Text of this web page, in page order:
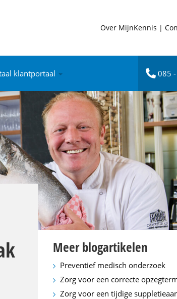
Over MijnKennis |
klantportaal 085
Meer blogartikelen
Preventief medisch onderzoek
Zorg voor een correcte
Zorg voor een tijdige